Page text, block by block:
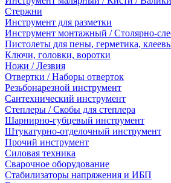
Стержни
Инструмент для разметки
Инструмент монтажный / Столярно-
Пистолеты для пены, герметика,
Ключи, головки, воротки
Ножи / Лезвия
Отвертки / Наборы отверток
Резьбонарезной инструмент
Сантехнический инструмент
Степлеры / Скобы для степлера
Шарнирно-губцевый инструмент
Штукатурно-отделочный инструмент
Прочий инструмент
Силовая техника
Сварочное оборудование
Стабилизаторы напряжения и ИБП